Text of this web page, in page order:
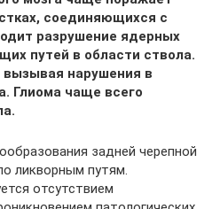
соединяющихся с
разрушение ядерных
путей в области ствола.
вызывая нарушения в
Глиома чаще всего
задней черепной
ликворным путям.
отсутствием